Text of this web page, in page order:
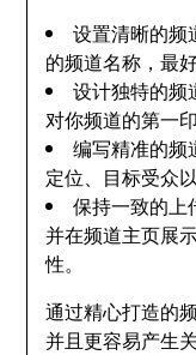
设置清晰的频
的频道名称，最
设计独特的频
对你频道的第一
编写精准的频
定位、目标受众
保持一致的上
并在频道主页展
性。
通过精心打造的
并且更容易产生